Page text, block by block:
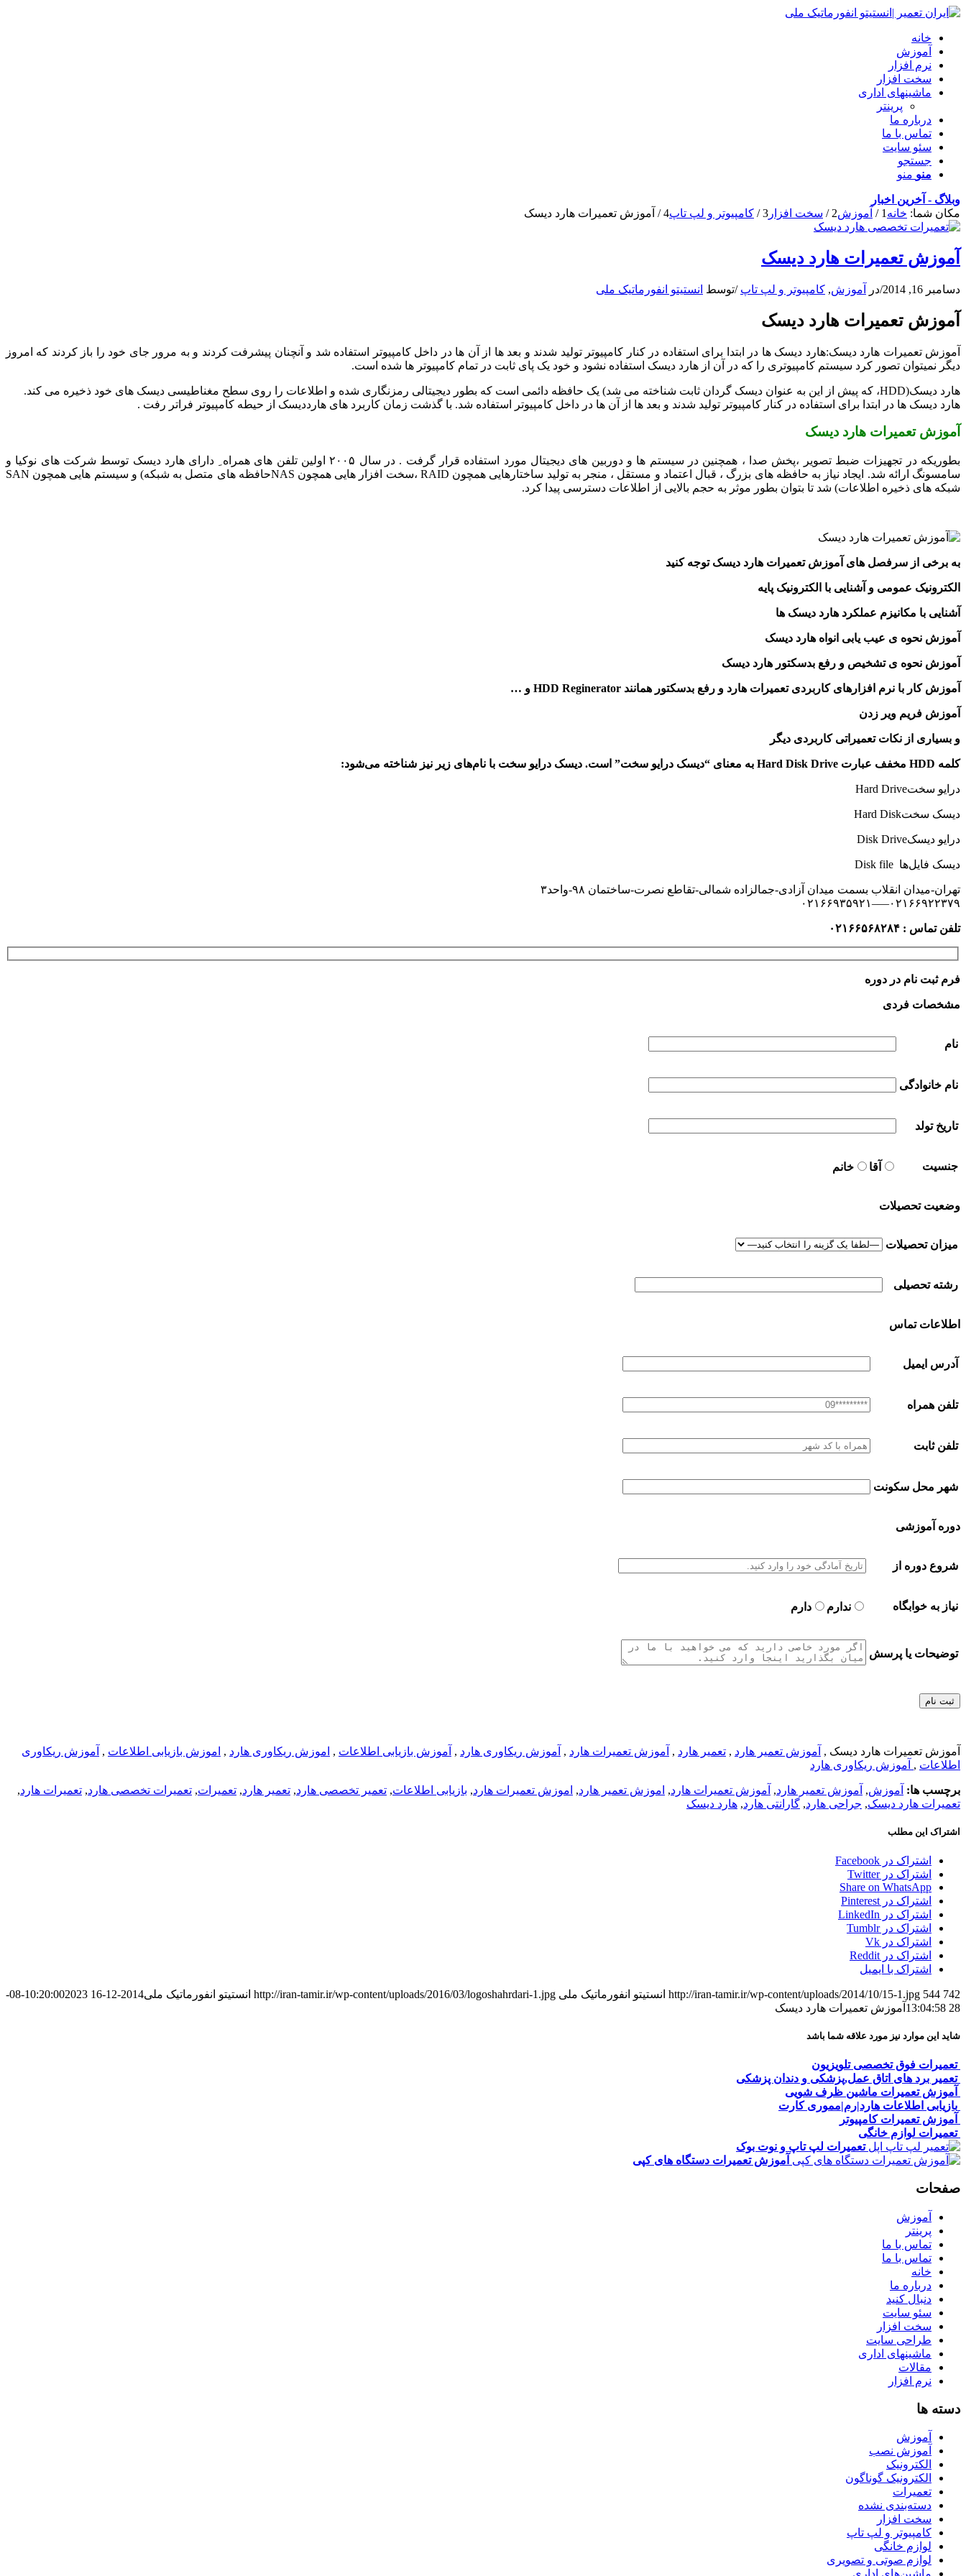
خانه
آموزش
نرم افزار
سخت افزار
ماشینهای اداری
پرینتر
درباره ما
تماس با ما
سئو سایت
جستجو
منو منو
وبلاگ - آخرین اخبار
مکان شما: خانه 1
/ آموزش2
/ سخت افزار 3
/ کامپیوتر و لپ تاپ4
/ آموزش تعمیرات هارد دیسک
آموزش تعمیرات هارد دیسک
دسامبر 16, 2014 /در آموزش, کامپیوتر و لپ تاپ /توسط انستیتو انفورماتیک ملی
آموزش تعمیرات هارد دیسک
آموزش تعمیرات هارد دیسک:هارد دیسک ها در ابتدا برای استفاده در کنار کامپیوتر تولید شدند و بعد ها از آن ها در داخل کامپیوتر استفاده شد و آنچنان پیشرفت کردند و به مرور جای خود را باز کردند که امروز
دیگر نمیتوان تصور کرد سیستم کامپیوتری را که در آن از هارد دیسک استفاده نشود و خود یک پای ثابت در تمام کامپیوتر ها شده است.
هارد دیسک(HDD، که پیش از این به عنوان دیسک گردان ثابت شناخته می شد) یک حافظه دائمی است که بطور دیجیتالی رمزنگاری شده و اطلاعات را روی سطح مغناطیسی دیسک های خود ذخیره می کند.
هارد دیسک ها در ابتدا برای استفاده در کنار کامپیوتر تولید شدند و بعد ها از آن ها در داخل کامپیوتر استفاده شد. با گذشت زمان کاربرد های هارددیسک از حیطه کامپیوتر فراتر رفت .
آموزش تعمیرات هارد دیسک
بطوریکه در تجهیزات ضبط تصویر ،پخش صدا ، همچنین در سیستم ها و دوربین های دیجیتال مورد استفاده قرار گرفت . در سال ۲۰۰۵ اولین تلفن های همراه ِ دارای هارد دیسک توسط شرکت های نوکیا و
سامسونگ ارائه شد. ایجاد نیاز به حافظه های بزرگ ، قبال اعتماد و مستقل ، منجر به تولید ساختارهایی همچون RAID ،سخت افزار هایی همچون NASحافظه های متصل به شبکه) و سیستم هایی همچون SAN
شبکه های ذخیره اطلاعات) شد تا بتوان بطور موثر به حجم بالایی از اطلاعات دسترسی پیدا کرد.
به برخی از سرفصل های آموزش تعمیرات هارد دیسک توجه کنید
الکترونیک عمومی و آشنایی با الکترونیک پایه
آشنایی با مکانیزم عملکرد هارد دیسک ها
آموزش نحوه ی عیب یابی انواه هارد دیسک
آموزش نحوه ی تشخیص و رفع بدسکتور هارد دیسک
آموزش کار با نرم افزارهای کاربردی تعمیرات هارد و رفع بدسکتور همانند HDD Reginerator و …
آموزش فریم ویر زدن
و بسیاری از نکات تعمیراتی کاربردی دیگر
کلمه مخفف عبارت به معنای “دیسک درایو سخت” است. دیسک درایو سخت با نام‌های زیر نیز شناخته می‌شود:
درایو سختHard Drive
دیسک سختHard Disk
درایو دیسکDisk Drive
دیسک فایل‌ها Disk file
تهران-میدان انقلاب بسمت میدان آزادی-جمالزاده شمالی-تقاطع نصرت-ساختمان ۹۸-واحد۳
۰۲۱۶۶۹۲۲۳۷۹—–۰۲۱۶۶۹۳۵۹۲۱
تلفن تماس : ۰۲۱۶۶۵۶۸۲۸۴
فرم ثبت نام در دوره
مشخصات فردی
نام
نام خانوادگی
تاریخ تولد
جنسیت آقا خانم
وضعیت تحصیلات
میزان تحصیلات
رشته تحصیلی
اطلاعات تماس
آدرس ایمیل
تلفن همراه
تلفن ثابت
شهر محل سکونت
دوره آموزشی
شروع دوره از
نیاز به خوابگاه ندارم دارم
توضیحات یا پرسش
آموزش تعمیرات هارد دیسک , آموزش تعمیر هارد , تعمیر هارد , آموزش تعمیرات هارد , آموزش ریکاوری هارد , آموزش بازیابی اطلاعات , اموزش ریکاوری هارد , اموزش بازیابی اطلاعات , آموزش ریکاوری
اطلاعات , آموزش ریکاوری هارد
برچسب ها: آموزش, آموزش تعمیر هارد, آموزش تعمیرات هارد, اموزش تعمیر هارد, اموزش تعمیرات هارد, بازیابی اطلاعات, تعمیر تخصصی هارد, تعمیر هارد, تعمیرات, تعمیرات تخصصی هارد, تعمیرات هارد,
تعمیرات هارد دیسک, جراحی هارد, گارانتی هارد, هارد دیسک
اشتراک این مطلب
اشتراک در Facebook
اشتراک در Twitter
Share on WhatsApp
اشتراک در Pinterest
اشتراک در LinkedIn
اشتراک در Tumblr
اشتراک در Vk
اشتراک در Reddit
اشتراک با ایمیل
http://iran-tamir.ir/wp-content/uploads/2014/10/15-1.jpg 544 742 انستیتو انفورماتیک ملی http://iran-tamir.ir/wp-content/uploads/2016/03/logoshahrdari-1.jpg انستیتو انفورماتیک ملی2014-12-16 10:20:00
2023-08-
28 13:04:58
آموزش تعمیرات هارد دیسک
شاید این موارد نیز مورد علاقه شما باشد
تعمیرات فوق تخصصی تلویزیون
تعمیر برد های اتاق عمل,پزشکی و دندان پزشکی
آموزش تعمیرات ماشین ظرف شویی
بازیابی اطلاعات هارد|رم|مموری کارت
آموزش تعمیرات کامپیوتر
تعمیرات لوازم خانگی
تعمیرات لپ تاپ و نوت بوک
آموزش تعمیرات دستگاه های کپی
صفحات
آموزش
پرینتر
تماس با ما
تماس با ما
خانه
درباره ما
دنبال کنید
سئو سایت
سخت افزار
طراحی سایت
ماشینهای اداری
مقالات
نرم افزار
دسته ها
آموزش
آموزش نصب
الکترونیک
الکترونیک گوناگون
تعمیرات
دسته‌بندی نشده
سخت افزار
کامپیوتر و لپ تاپ
لوازم خانگی
لوازم صوتی و تصویری